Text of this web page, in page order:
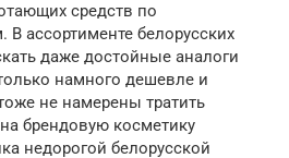
средств по
ассортименте белорусских
даже достойные аналоги
намного дешевле и
не намерены тратить
брендовую косметику
недорогой белорусской